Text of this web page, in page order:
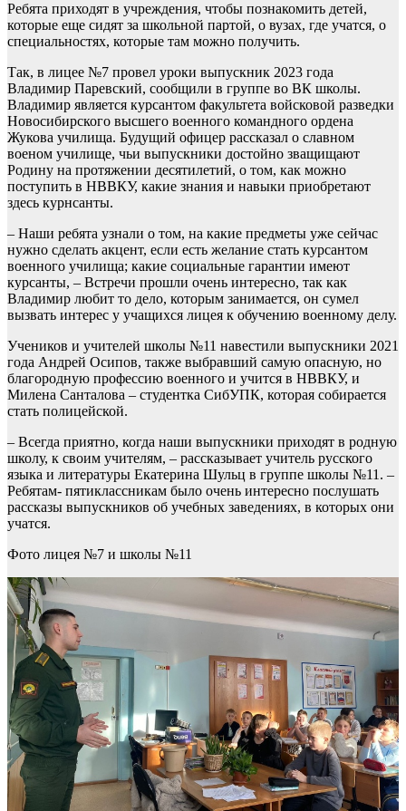
Ребята приходят в учреждения, чтобы познакомить детей,
которые еще сидят за школьной партой, о вузах, где учатся, о
специальностях, которые там можно получить.
Так, в лицее №7 провел уроки выпускник 2023 года
Владимир Паревский, сообщили в группе во ВК школы.
Владимир является курсантом факультета войсковой разведки
Новосибирского высшего военного командного ордена
Жукова училища. Будущий офицер рассказал о славном
военом училище, чьи выпускники достойно зващищают
Родину на протяжении десятилетий, о том, как можно
поступить в НВВКУ, какие знания и навыки приобретают
здесь курнсанты.
– Наши ребята узнали о том, на какие предметы уже сейчас
нужно сделать акцент, если есть желание стать курсантом
военного училища; какие социальные гарантии имеют
курсанты, – Встречи прошли очень интересно, так как
Владимир любит то дело, которым занимается, он сумел
вызвать интерес у учащихся лицея к обучению военному делу.
Учеников и учителей школы №11 навестили выпускники 2021
года Андрей Осипов, также выбравший самую опасную, но
благородную профессию военного и учится в НВВКУ, и
Милена Санталова – студентка СибУПК, которая собирается
стать полицейской.
– Всегда приятно, когда наши выпускники приходят в родную
школу, к своим учителям, – рассказывает учитель русского
языка и литературы Екатерина Шульц в группе школы №11. –
Ребятам- пятиклассникам было очень интересно послушать
рассказы выпускников об учебных заведениях, в которых они
учатся.
Фото лицея №7 и школы №11